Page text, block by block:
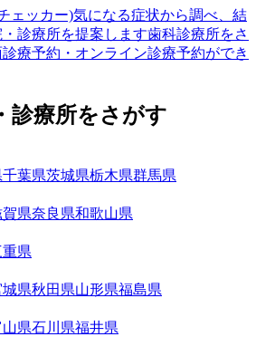
ェッカー)気になる症状から調べ、結
診療所を提案します歯科診療所をさ
療予約・オンライン診療予約ができ
診療所をさがす
千葉県茨城県栃木県群馬県
県奈良県和歌山県
重県
県秋田県山形県福島県
県石川県福井県